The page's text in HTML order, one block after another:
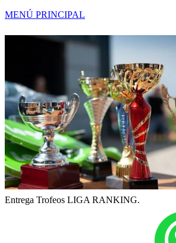
MENÚ PRINCIPAL
Entrega Trofeos LIGA RANKING.